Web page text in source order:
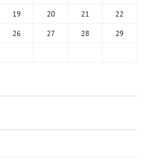
19 20 21 22
26 27 28 29